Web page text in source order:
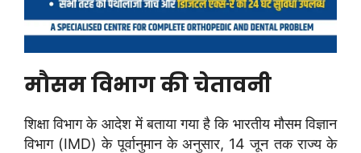
मौसम विभाग की चेतावनी
शिक्षा विभाग के आदेश में बताया गया है कि भारतीय मौसम विज्ञान
विभाग (IMD) के पूर्वानुमान के अनुसार, 14 जून तक राज्य के